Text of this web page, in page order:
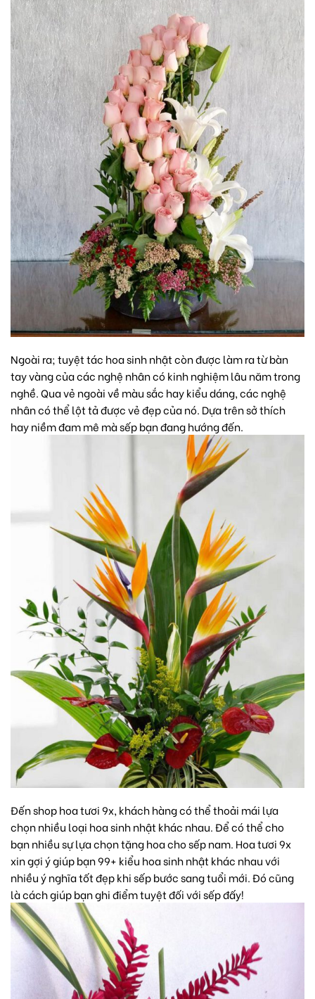
Ngoài ra; tuyệt tác hoa sinh nhật còn được làm ra từ bàn
tay vàng của các nghệ nhân có kinh nghiệm lâu năm trong
nghề. Qua vẻ ngoài về màu sắc hay kiểu dáng, các nghệ
nhân có thể lột tả được vẻ đẹp của nó. Dựa trên sở thích
hay niềm đam mê mà sếp bạn đang hướng đến.
Đến shop hoa tươi 9x, khách hàng có thể thoải mái lựa
chọn nhiều loại hoa sinh nhật khác nhau. Để có thể cho
bạn nhiều sự lựa chọn tặng hoa cho sếp nam. Hoa tươi 9x
xin gợi ý giúp bạn 99+ kiểu hoa sinh nhật khác nhau với
nhiều ý nghĩa tốt đẹp khi sếp bước sang tuổi mới. Đó cũng
là cách giúp bạn ghi điểm tuyệt đối với sếp đấy!